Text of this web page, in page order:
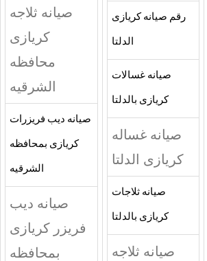
رقم صيانه كريازى
الدلتا
صيانه غسالات
كريازى بالدلتا
صيانه غساله
كريازى الدلتا
صيانه ثلاجات
كريازى بالدلتا
صيانه ثلاجه
صيانه ثلاجه
كريازى
محافظه
الشرقيه
صيانه ديب فريزرات
كريازى بمحافظه
الشرقيه
صيانه ديب
فريزر كريازى
بمحافظه